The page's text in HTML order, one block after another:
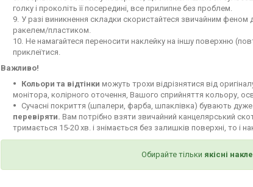
голку і проколіть її посередині, все прилипне без проблем.
У разі виникнення складки скористайтеся звичайним феном
ракелем/пластиком.
Не намагайтеся переносити наклейку на іншу поверхню
приклеїтися.
Важливо!
Кольори та відтінки можуть трохи відрізнятися від
монітора, колірного оточення, Вашого сприйняття кольору,
Сучасні покриття (шпалери, фарба, шпаклівка) бувають дуже
перевіряти. Вам потрібно взяти звичайний канцелярський
тримається 15-20 хв. і знімається без залишків поверхні, то і
Обирайте тільки якісні